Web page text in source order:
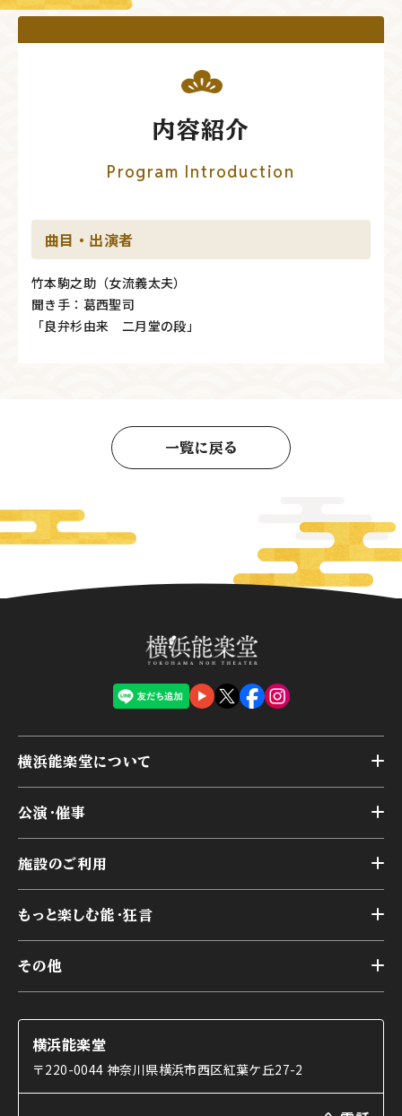
内容紹介
Program Introduction
曲目・出演者
竹本駒之助（女流義太夫）
聞き手：葛西聖司
「良弁杉由来 二月堂の段」
一覧に戻る
横浜能楽堂について
横浜能楽堂が取り組んだ事業
能舞台の歴史と特徴
様々なお客様に向けて
本舞台座席
交通アクセス
公演・催事
アーカイブ
施設のご利用
第二舞台
研修室
楽屋
ご利用の流れ
利用料金表
もっと楽しむ能・狂言
能舞台と演じ手
使用する道具
能・狂言の曲目説明
その他
コラム
OTABISHO
横浜能楽堂
〒220-0044 神奈川県横浜市西区紅葉ケ丘27-2